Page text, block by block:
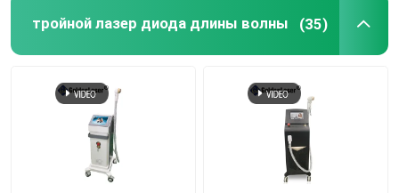
тройной лазер диода длины волны (35)